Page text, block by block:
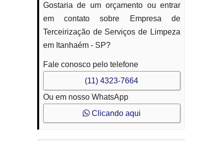
Gostaria de um orçamento ou entrar
em contato sobre Empresa de
Terceirização de Serviços de Limpeza
em Itanhaém - SP?
Fale conosco pelo telefone
(11) 4323-7664
Ou em nosso WhatsApp
Clicando aqui